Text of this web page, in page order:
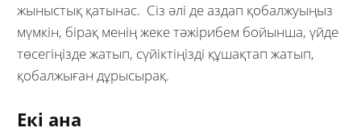
жыныстық қатынас. Сіз әлі де аздап қобалжуыңыз
мүмкін, бірақ менің жеке тәжірибем бойынша, үйде
төсегіңізде жатып, сүйіктіңізді құшақтап жатып,
қобалжыған дұрысырақ.
Екі ана